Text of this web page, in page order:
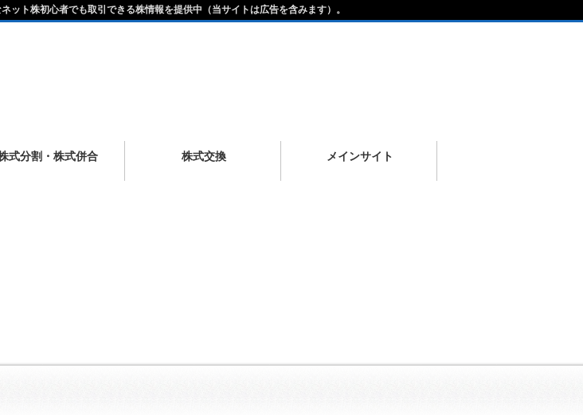
式分割・株式併合 株式交換 メインサイト
ット株初心者でも取引できる株情報を提供中（当サイトは広告を含みます）。